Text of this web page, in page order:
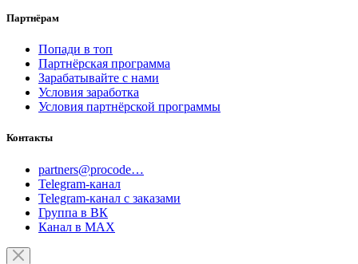
Партнёрам
Попади в топ
Партнёрская программа
Зарабатывайте с нами
Условия заработка
Условия партнёрской программы
Контакты
partners@procode…
Telegram-канал
Telegram-канал с заказами
Группа в ВК
Канал в MAX